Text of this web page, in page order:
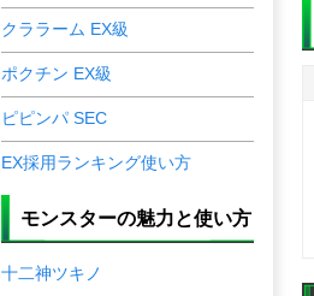
クララーム EX級
ポクチン EX級
ピピンパ SEC
EX採用ランキング使い方
モンスターの魅力と使い方
十二神ツキノ